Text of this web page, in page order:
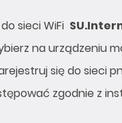
sieci WiFi
na urządzeniu
się do sieci
zgodnie z